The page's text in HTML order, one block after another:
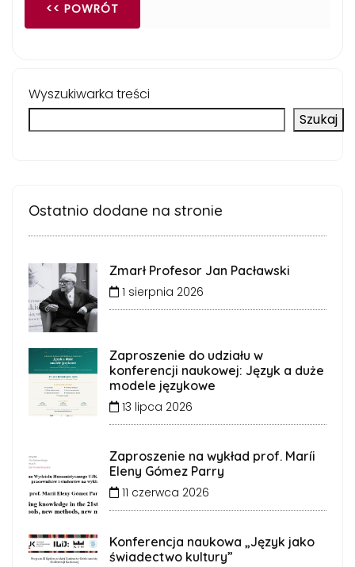
<< POWRÓT
Wyszukiwarka treści
Szukaj
Ostatnio dodane na stronie
Zmarł Profesor Jan Pacławski
1 sierpnia 2026
Zaproszenie do udziału w
konferencji naukowej: Język a duże
modele językowe
13 lipca 2026
Zaproszenie na wykład prof. Maríi
Eleny Gómez Parry
11 czerwca 2026
Konferencja naukowa „Język jako
świadectwo kultury”